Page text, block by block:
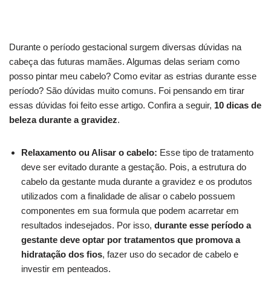
Durante o período gestacional surgem diversas dúvidas na
cabeça das futuras mamães. Algumas delas seriam como
posso pintar meu cabelo? Como evitar as estrias durante esse
período? São dúvidas muito comuns. Foi pensando em tirar
essas dúvidas foi feito esse artigo. Confira a seguir, 10 dicas de
beleza durante a gravidez.
Relaxamento ou Alisar o cabelo: Esse tipo de tratamento
deve ser evitado durante a gestação. Pois, a estrutura do
cabelo da gestante muda durante a gravidez e os produtos
utilizados com a finalidade de alisar o cabelo possuem
componentes em sua formula que podem acarretar em
resultados indesejados. Por isso, durante esse período a
gestante deve optar por tratamentos que promova a
hidratação dos fios, fazer uso do secador de cabelo e
investir em penteados.